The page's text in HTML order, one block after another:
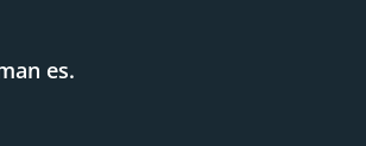
es.